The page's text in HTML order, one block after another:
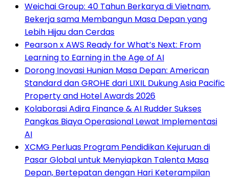
Weichai Group: 40 Tahun Berkarya di Vietnam,
Bekerja sama Membangun Masa Depan yang
Lebih Hijau dan Cerdas
Pearson x AWS Ready for What’s Next: From
Learning to Earning in the Age of AI
Dorong Inovasi Hunian Masa Depan: American
Standard dan GROHE dari LIXIL Dukung Asia Pacific
Property and Hotel Awards 2026
Kolaborasi Adira Finance & AI Rudder Sukses
Pangkas Biaya Operasional Lewat Implementasi
AI
XCMG Perluas Program Pendidikan Kejuruan di
Pasar Global untuk Menyiapkan Talenta Masa
Depan, Bertepatan dengan Hari Keterampilan